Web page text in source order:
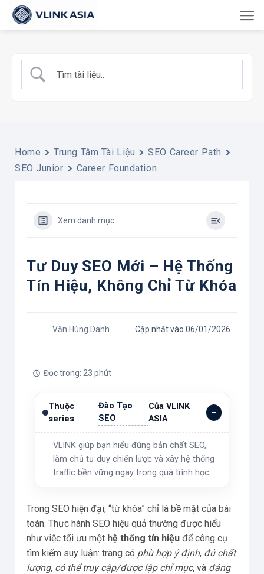
qua
dung
Home Trung Tâm Tài Liệu
SEO Career Path
SEO Junior
Career Foundation
Xem danh mục
Tư Duy SEO Mới – Hệ Thống
Tín Hiệu, Không Chỉ Từ Khóa
Văn Hùng Danh Cập nhật vào 06/01/2026
Đọc trong: 23 phút
Thuộc
series
Đào Tạo
SEO
Của VLINK
ASIA
VLINK giúp bạn hiểu đúng bản chất SEO,
làm chủ tư duy chiến lược và xây hệ thống
traffic bền vững ngay trong quá trình học.
Trong SEO hiện đại, “từ khóa” chỉ là bề mặt của bài
toán. Thực hành SEO hiệu quả thường được hiểu
như việc tối ưu một hệ thống tín hiệu để công cụ
tìm kiếm suy luận: trang có phù hợp ý định, đủ chất
lượng, có thể truy cập/được lập chỉ mục, và đáng